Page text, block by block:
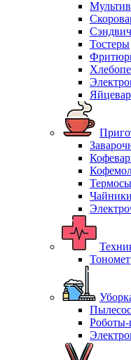
Тостеры
Чайники